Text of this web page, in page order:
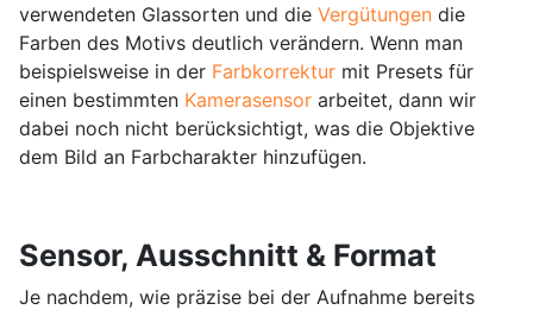
verwendeten Glassorten und die Vergütungen die
Farben des Motivs deutlich verändern. Wenn man
beispielsweise in der Farbkorrektur mit Presets für
einen bestimmten Kamerasensor arbeitet, dann wir
dabei noch nicht berücksichtigt, was die Objektive
dem Bild an Farbcharakter hinzufügen.
Sensor, Ausschnitt & Format
Je nachdem, wie präzise bei der Aufnahme bereits